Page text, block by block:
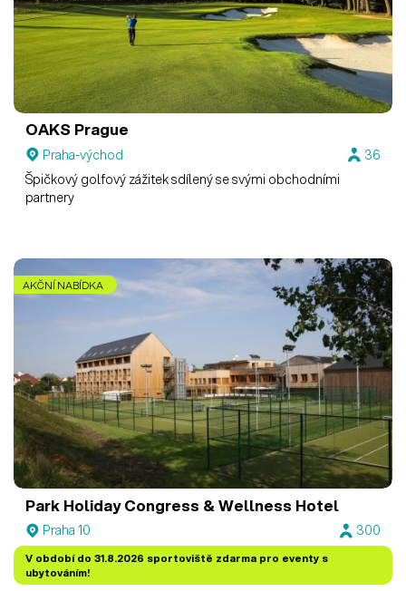
OAKS Prague
Praha-východ
36
Špičkový golfový zážitek sdílený se svými obchodními
partnery
AKČNÍ NABÍDKA
Park Holiday Congress & Wellness Hotel
Praha 10 300
V období do 31.8.2026 sportoviště zdarma pro eventy s
ubytováním!